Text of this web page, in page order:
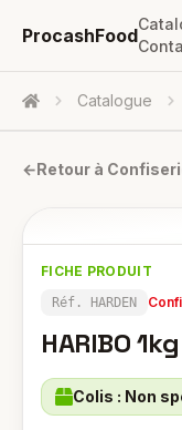
ProcashFood
Accueil Catalogue
←Retour à
FICHE PRODUIT
Réf. HARDEN
HARIBO 1kg
Colis : Non